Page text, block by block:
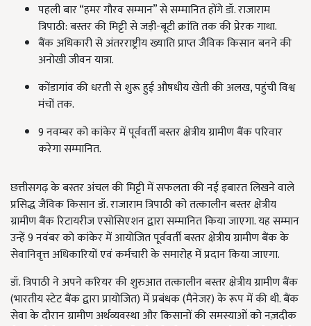
पहली बार “हमर गौरव सम्मान” से सम्मानित होंगे डॉ. राजाराम
त्रिपाठी: बस्तर की मिट्टी से जड़ी-बूटी क्रांति तक की प्रेरक गाथा.
बैंक अधिकारी से अंतरराष्ट्रीय ख्याति प्राप्त जैविक किसान बनने की
अनोखी जीवन यात्रा.
कोंडागांव की धरती से शुरू हुई औषधीय खेती की अलख, पहुंची विश्व
मंचों तक.
9 नवम्बर को कांकेर में पूर्ववर्ती बस्तर क्षेत्रीय ग्रामीण बैंक परिवार
करेगा सम्मानित.
छत्तीसगढ़ के बस्तर अंचल की मिट्टी में सफलता की नई इबारत लिखने वाले
प्रसिद्ध जैविक किसान डॉ. राजाराम त्रिपाठी को तत्कालीन बस्तर क्षेत्रीय
ग्रामीण बैंक रिटायरीज एसोसिएशन द्वारा सम्मानित किया जाएगा. यह सम्मान
उन्हें 9 नवंबर को कांकेर में आयोजित पूर्ववर्ती बस्तर क्षेत्रीय ग्रामीण बैंक के
सेवानिवृत्त अधिकारियों एवं कर्मचारी के समारोह में प्रदान किया जाएगा.
डॉ. त्रिपाठी ने अपने करियर की शुरुआत तत्कालीन बस्तर क्षेत्रीय ग्रामीण बैंक
(भारतीय स्टेट बैंक द्वारा प्रायोजित) में प्रबंधक (मैनेजर) के रूप में की थी. बैंक
सेवा के दौरान ग्रामीण अर्थव्यवस्था और किसानों की समस्याओं को नज़दीक